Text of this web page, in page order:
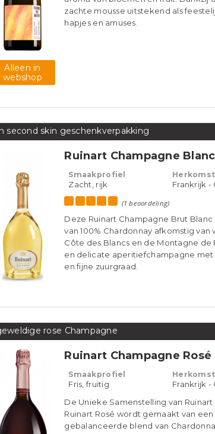
webshop
Herkomst
Italië - Veneto
In second skin geschenkverpakking
Ruinart Champagne Blanc
Smaakprofiel
Zacht, rijk
Herkomst
Frankrijk -
(1 beoordeling)
Deze Ruinart Champagne Brut Blanc
en delicate aperitiefchampagne
geweldige rose Champagne
Ruinart Champagne Rosé
Smaakprofiel Herkomst